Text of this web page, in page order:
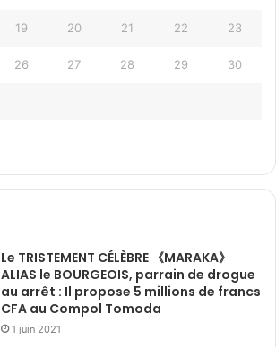
19 20 21 22 23
26 27 28 29 30
Le TRISTEMENT CÉLÈBRE 《MARAKA》
ALIAS le BOURGEOIS, parrain de drogue
au arrêt : Il propose 5 millions de francs
CFA au Compol Tomoda
1 juin 2021